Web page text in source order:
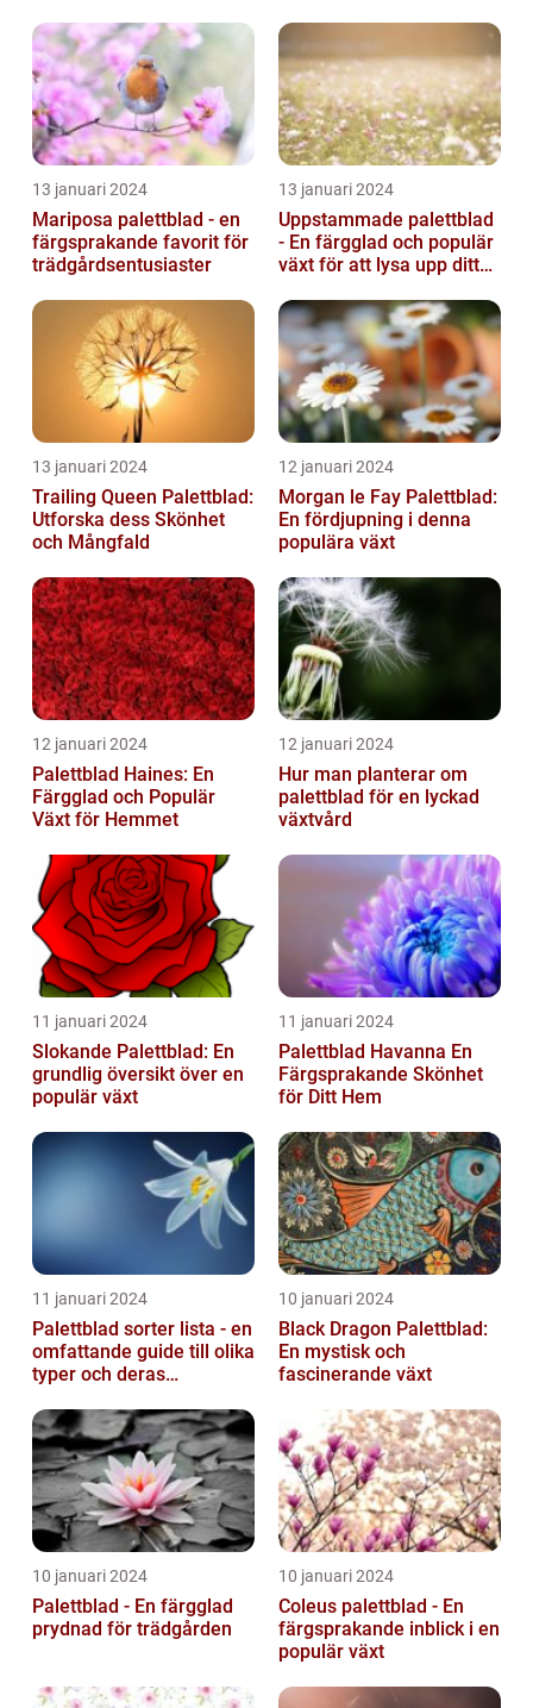
13 januari 2024
Mariposa palettblad - en
färgsprakande favorit för
trädgårdsentusiaster
13 januari 2024
Uppstammade palettblad
- En färgglad och populär
växt för att lysa upp ditt
13 januari 2024
Trailing Queen Palettblad:
Utforska dess Skönhet
och Mångfald
12 januari 2024
Morgan le Fay Palettblad:
En fördjupning i denna
populära växt
12 januari 2024
Palettblad Haines: En
Färgglad och Populär
Växt för Hemmet
12 januari 2024
Hur man planterar om
palettblad för en lyckad
växtvård
11 januari 2024
Slokande Palettblad: En
grundlig översikt över en
populär växt
11 januari 2024
Palettblad Havanna En
Färgsprakande Skönhet
för Ditt Hem
11 januari 2024
Palettblad sorter lista - en
omfattande guide till olika
typer och deras
10 januari 2024
Black Dragon Palettblad:
En mystisk och
fascinerande växt
10 januari 2024
Palettblad - En färgglad
prydnad för trädgården
10 januari 2024
Coleus palettblad - En
färgsprakande inblick i en
populär växt